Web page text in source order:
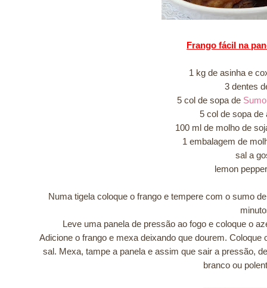
Frango fácil na
1 kg de asinha e
3 dentes
5 col de sopa de
5 col de sopa
100 ml de molho de
1 embalagem de
sal a
lemon
Numa tigela coloque o frango e tempere com o sumo
Leve uma panela de pressão ao fogo e coloque o
Adicione o frango e mexa deixando que dourem.
sal. Mexa, tampe a panela e assim que sair a pressão,
branco ou